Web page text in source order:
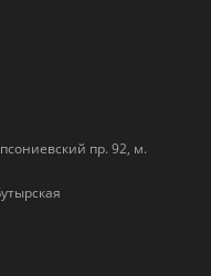
пр. 92, м.